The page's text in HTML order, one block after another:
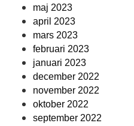
maj 2023
april 2023
mars 2023
februari 2023
januari 2023
december 2022
november 2022
oktober 2022
september 2022